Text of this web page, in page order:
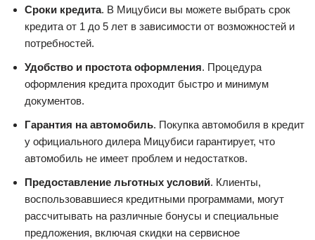
Сроки кредита. В Мицубиси вы можете выбрать срок
кредита от 1 до 5 лет в зависимости от возможностей и
потребностей.
Удобство и простота оформления. Процедура
оформления кредита проходит быстро и минимум
документов.
Гарантия на автомобиль. Покупка автомобиля в кредит
у официального дилера Мицубиси гарантирует, что
автомобиль не имеет проблем и недостатков.
Предоставление льготных условий. Клиенты,
воспользовавшиеся кредитными программами, могут
рассчитывать на различные бонусы и специальные
предложения, включая скидки на сервисное